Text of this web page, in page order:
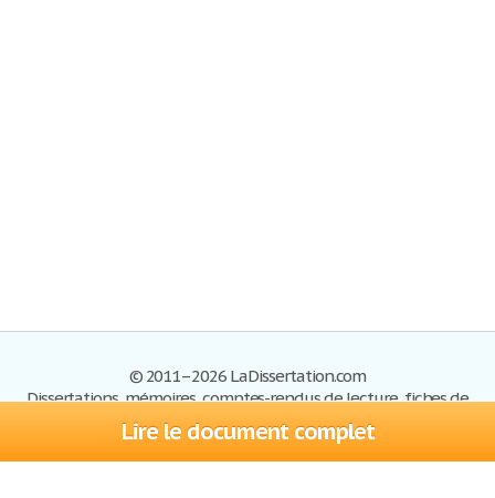
Lire le document complet
© 2011–2026 LaDissertation.com
Dissertations, mémoires, comptes-rendus de lecture, fiches de
lectures, exemples du BAC